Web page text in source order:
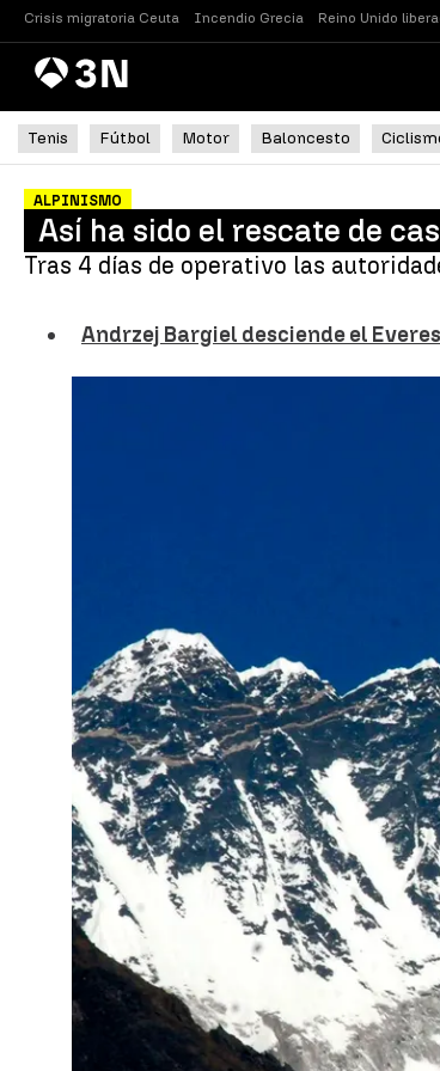
Crisis migratoria Ceuta Incendio Grecia Reino Unido
AntenaNoticias
Tenis Fútbol Motor Baloncesto
ALPINISMO
Así ha sido el rescate de
Tras 4 días de operativo las
Andrzej Bargiel desciende el